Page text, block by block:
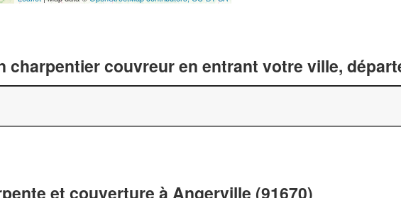
charpentier couvreur en entrant votre ville,
et couverture à Angerville (91670)